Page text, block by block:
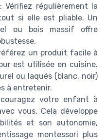
: Vérifiez régulièrement la
si elle est pliable. Un
ou bois massif offre
un produit facile à
est utilisée en cuisine.
ou laqués (blanc, noir)
à entretenir.
votre enfant à
vous. Cela développe
et son autonomie,
montessori plus